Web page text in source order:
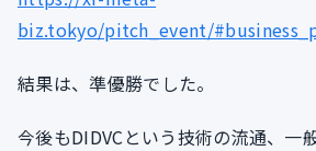
biz.tokyo/pitch_event/
結果は、準優勝でした。
今後もDIDVCという技術の流通、一